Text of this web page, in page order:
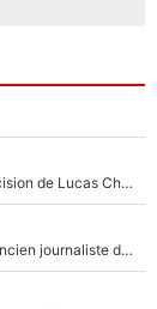
«Il a décidé de rester au PSG» : Les coulisses de la décision de Lucas Chevalier pour son transfert
Après le dérapage de Nelson Monfort sur CNews, un ancien journaliste de France Télévisions relance la polémique sur les incendies en Gironde